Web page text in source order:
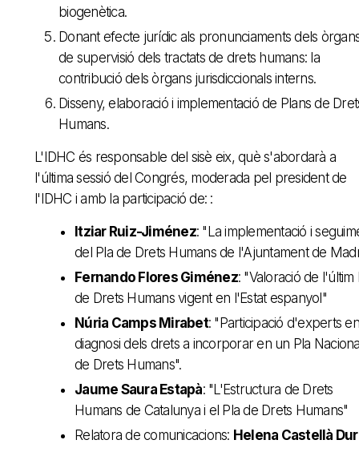
biogenètica.
Donant efecte jurídic als pronunciaments dels
de supervisió dels tractats de drets humans: la
contribució dels òrgans jurisdiccionals interns.
Disseny, elaboració i implementació de Plans de
Humans.
L'IDHC és responsable del sisè eix, què s'abordarà a
l'última sessió del Congrés, moderada pel president de
l'IDHC i amb la participació de: :
Itziar Ruiz-Jiménez: "La implementació i
del Pla de Drets Humans de l'Ajuntament de
Fernando Flores Giménez: "Valoració de l'últim
de Drets Humans vigent en l'Estat espanyol"
Núria Camps Mirabet: "Participació d'experts
diagnosi dels drets a incorporar en un Pla
de Drets Humans".
Jaume Saura Estapà: "L'Estructura de Drets
Humans de Catalunya i el Pla de Drets Humans"
Relatora de comunicacions: Helena Castellà